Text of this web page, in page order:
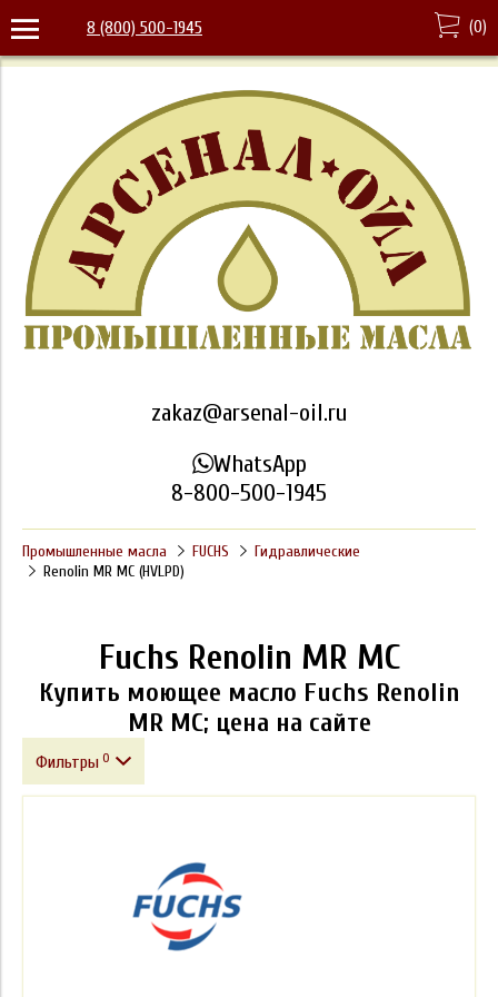
8 (800) 500-1945 (0)
zakaz@arsenal-oil.ru
WhatsApp
8-800-500-1945
Промышленные масла FUCHS
Гидравлические
Renolin MR MC (HVLPD)
Fuchs Renolin MR MC
Купить моющее масло Fuchs Renolin
MR MC; цена на сайте
Фильтры 0
Производитель